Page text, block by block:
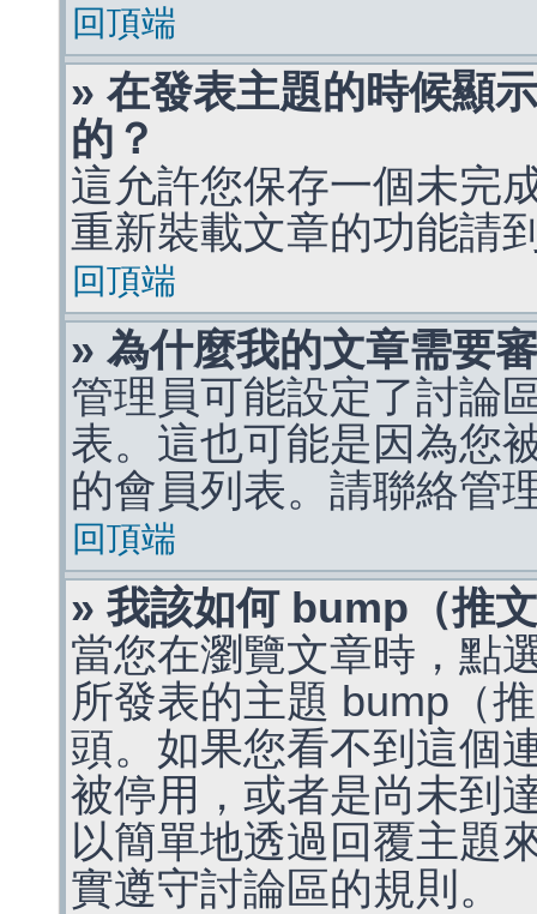
回頂端
» 在發表主題的時候顯
的？
這允許您保存一個未完
重新裝載文章的功能請
回頂端
» 為什麼我的文章需要
管理員可能設定了討論
表。這也可能是因為您
的會員列表。請聯絡管
回頂端
» 我該如何 bump（推
當您在瀏覽文章時，點
所發表的主題 bump（
頭。如果您看不到這個
被停用，或者是尚未到
以簡單地透過回覆主題
實遵守討論區的規則。